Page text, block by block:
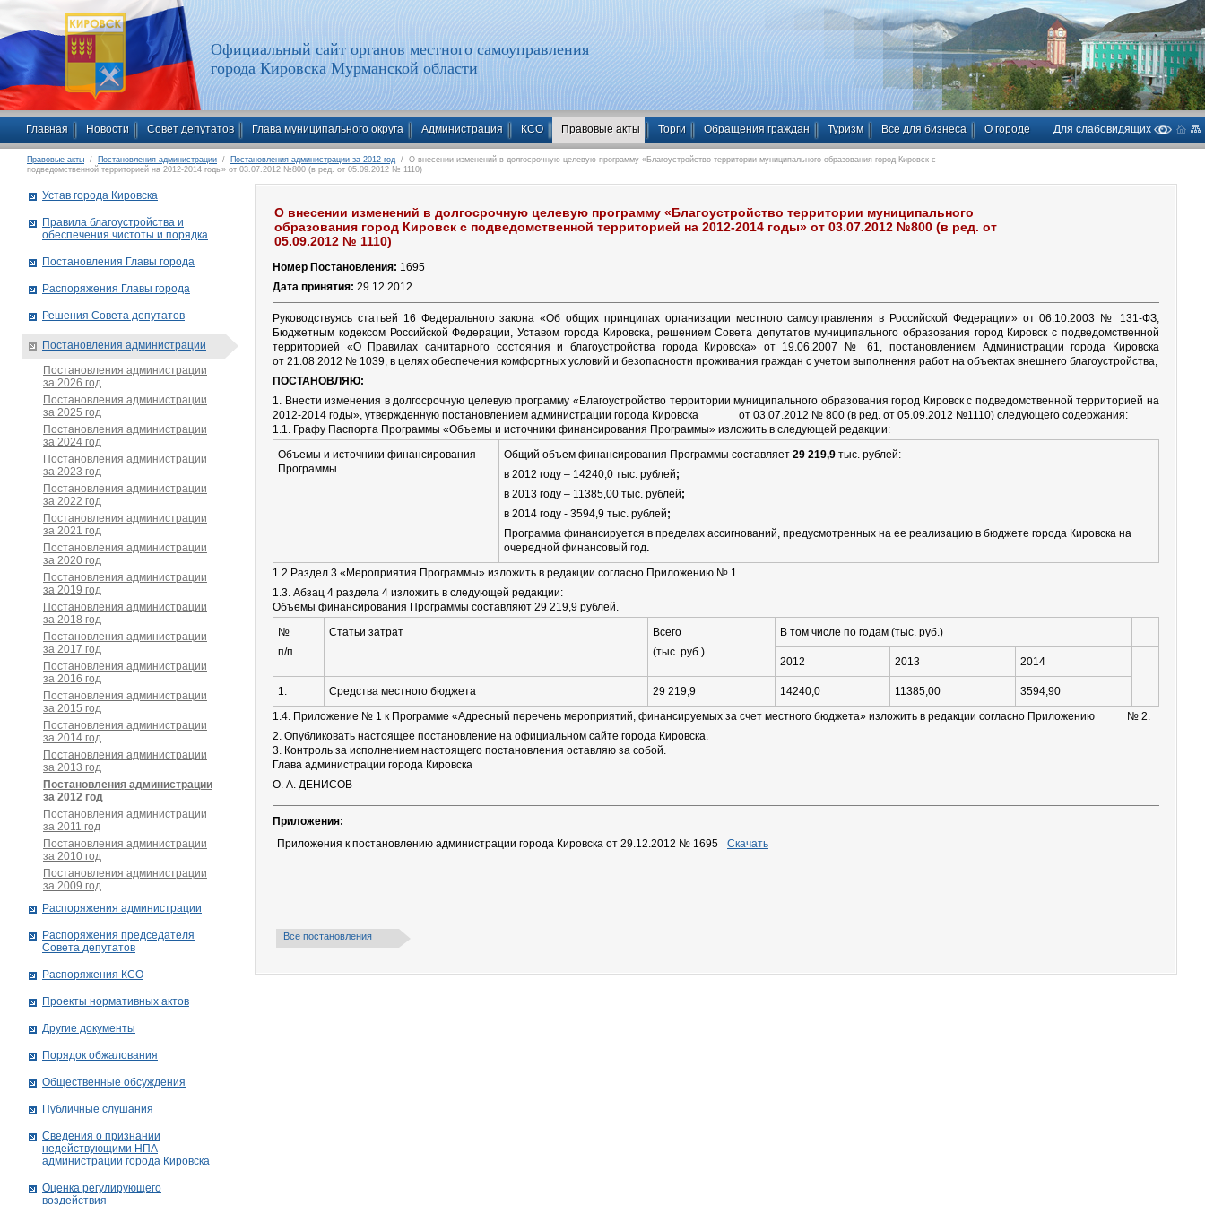
Официальный сайт органов местного самоуправления
города Кировска Мурманской области
Главная Новости Совет депутатов Глава муниципального округа Администрация КСО Правовые акты Торги Обращения граждан Туризм Все для бизнеса О городе Для слабовидящих
Правовые акты / Постановления администрации / Постановления администрации за 2012 год / О внесении изменений в долгосрочную целевую программу «Благоустройство территории муниципального образования город Кировск с
подведомственной территорией на 2012-2014 годы» от 03.07.2012 №800 (в ред. от 05.09.2012 № 1110)
О внесении изменений в долгосрочную целевую программу «Благоустройство территории муниципального
образования город Кировск с подведомственной территорией на 2012-2014 годы» от 03.07.2012 №800 (в ред. от
05.09.2012 № 1110)
Номер Постановления: 1695
Дата принятия: 29.12.2012
Руководствуясь статьей 16 Федерального закона «Об общих принципах организации местного самоуправления в Российской Федерации» от 06.10.2003 № 131-ФЗ,
Бюджетным кодексом Российской Федерации, Уставом города Кировска, решением Совета депутатов муниципального образования город Кировск с подведомственной
территорией «О Правилах санитарного состояния и благоустройства города Кировска» от 19.06.2007 № 61, постановлением Администрации города Кировска
от 21.08.2012 № 1039, в целях обеспечения комфортных условий и безопасности проживания граждан с учетом выполнения работ на объектах внешнего благоустройства,
ПОСТАНОВЛЯЮ:
1. Внести изменения в долгосрочную целевую программу «Благоустройство территории муниципального образования город Кировск с подведомственной территорией на
2012-2014 годы», утвержденную постановлением администрации города Кировска от 03.07.2012 № 800 (в ред. от 05.09.2012 №1110) следующего содержания:
1.1. Графу Паспорта Программы «Объемы и источники финансирования Программы» изложить в следующей редакции:
Объемы и источники финансирования
Программы
Общий объем финансирования Программы составляет 29 219,9 тыс. рублей:
в 2012 году – 14240,0 тыс. рублей;
в 2013 году – 11385,00 тыс. рублей;
в 2014 году - 3594,9 тыс. рублей;
Программа финансируется в пределах ассигнований, предусмотренных на ее реализацию в бюджете города Кировска на
очередной финансовый год.
1.2.Раздел 3 «Мероприятия Программы» изложить в редакции согласно Приложению № 1.
1.3. Абзац 4 раздела 4 изложить в следующей редакции:
Объемы финансирования Программы составляют 29 219,9 рублей.
№
п/п
Статьи затрат
Всего
(тыс. руб.)
В том числе по годам (тыс. руб.)
2012 2013 2014
1. Средства местного бюджета 29 219,9 14240,0 11385,00
3594,90
1.4. Приложение № 1 к Программе «Адресный перечень мероприятий, финансируемых за счет местного бюджета» изложить в редакции согласно Приложению № 2.
2. Опубликовать настоящее постановление на официальном сайте города Кировска.
3. Контроль за исполнением настоящего постановления оставляю за собой.
Глава администрации города Кировска
О. А. ДЕНИСОВ
Приложения:
Приложения к постановлению администрации города Кировска от 29.12.2012 № 1695
Скачать
Все постановления
Устав города Кировска
Правила благоустройства и
обеспечения чистоты и порядка
Постановления Главы города
Распоряжения Главы города
Решения Совета депутатов
Постановления администрации
Постановления администрации
за 2026 год
Постановления администрации
за 2025 год
Постановления администрации
за 2024 год
Постановления администрации
за 2023 год
Постановления администрации
за 2022 год
Постановления администрации
за 2021 год
Постановления администрации
за 2020 год
Постановления администрации
за 2019 год
Постановления администрации
за 2018 год
Постановления администрации
за 2017 год
Постановления администрации
за 2016 год
Постановления администрации
за 2015 год
Постановления администрации
за 2014 год
Постановления администрации
за 2013 год
Постановления администрации
за 2012 год
Постановления администрации
за 2011 год
Постановления администрации
за 2010 год
Постановления администрации
за 2009 год
Распоряжения администрации
Распоряжения председателя
Совета депутатов
Распоряжения КСО
Проекты нормативных актов
Другие документы
Порядок обжалования
Общественные обсуждения
Публичные слушания
Сведения о признании
недействующими НПА
администрации города Кировскa
Оценка регулирующего
воздействия